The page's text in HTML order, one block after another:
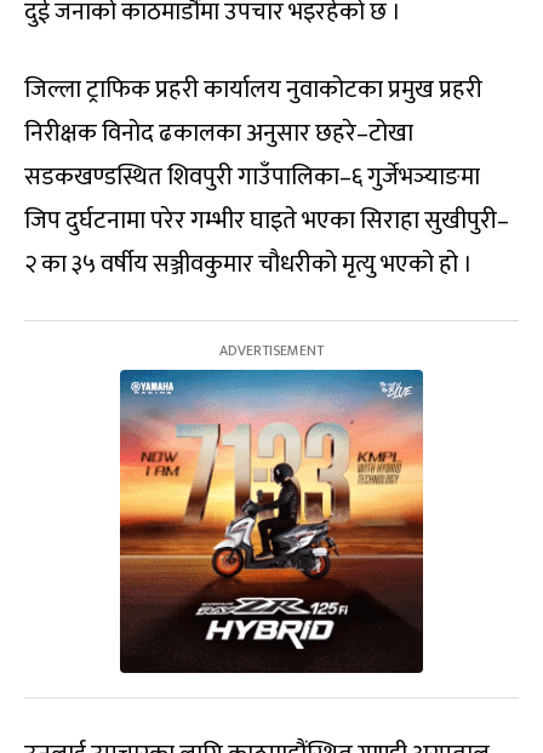
दुई जनाको काठमाडौंमा उपचार भइरहेको छ ।
जिल्ला ट्राफिक प्रहरी कार्यालय नुवाकोटका प्रमुख प्रहरी
निरीक्षक विनोद ढकालका अनुसार छहरे–टोखा
सडकखण्डस्थित शिवपुरी गाउँपालिका–६ गुर्जेभञ्याङमा
जिप दुर्घटनामा परेर गम्भीर घाइते भएका सिराहा सुखीपुरी–
२ का ३५ वर्षीय सञ्जीवकुमार चौधरीको मृत्यु भएको हो ।